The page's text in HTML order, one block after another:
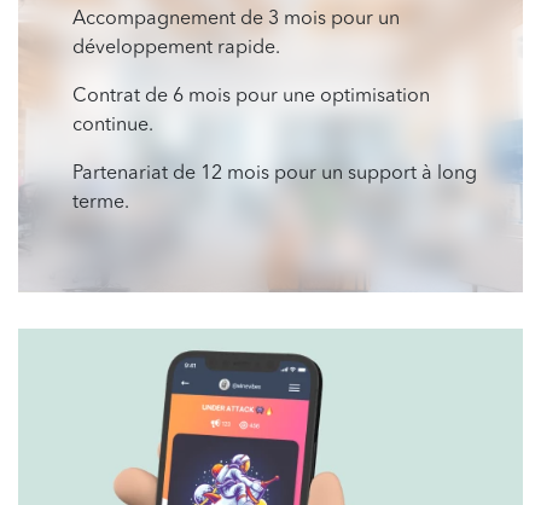
Accompagnement de 3 mois pour un
développement rapide.
Contrat de 6 mois pour une optimisation
continue.
Partenariat de 12 mois pour un support à long
terme.